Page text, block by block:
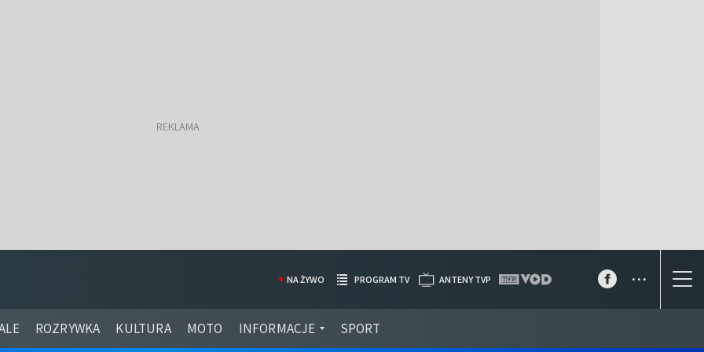
ROZRYWKA KULTURA MOTO INFORMACJE SPORT
NA ŻYWO PROGRAM TV ANTENY TVP ...